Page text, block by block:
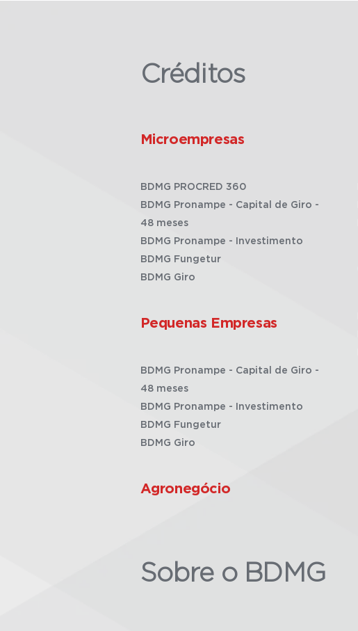
Créditos
Microempresas
BDMG PROCRED 360
BDMG Pronampe - Capital de Giro -
48 meses
BDMG Pronampe - Investimento
BDMG Fungetur
BDMG Giro
Pequenas Empresas
BDMG Pronampe - Capital de Giro -
48 meses
BDMG Pronampe - Investimento
BDMG Fungetur
BDMG Giro
Agronegócio
Sobre o BDMG